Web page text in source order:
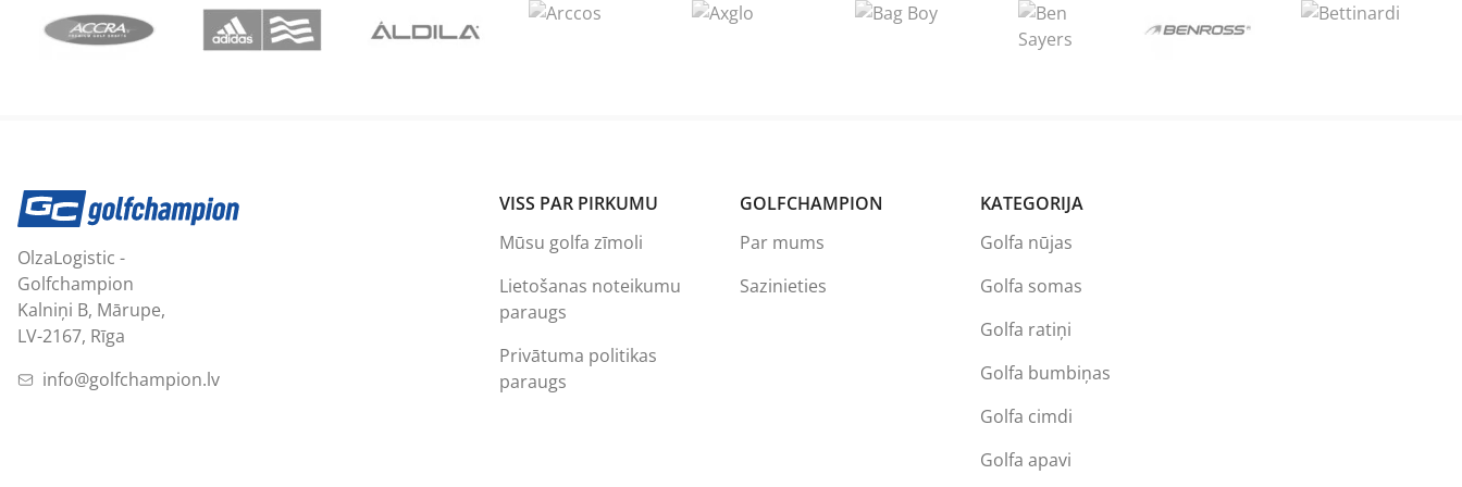
OlzaLogistic -
Golfchampion
Kalniņi B, Mārupe,
LV-2167, Rīga
info@golfchampion.lv
VISS PAR PIRKUMU
Mūsu golfa zīmoli
Lietošanas noteikumu
paraugs
Privātuma politikas
paraugs
GOLFCHAMPION
Par mums
Sazinieties
KATEGORIJA
Golfa nūjas
Golfa somas
Golfa ratiņi
Golfa bumbiņas
Golfa cimdi
Golfa apavi